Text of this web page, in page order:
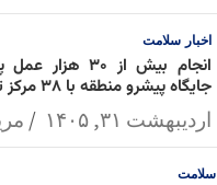
اخبار سلامت
انجام بیش از ۳۰
جایگاه پیشرو منطقه با ۳۸ مرکز تخصصی
اردیبهشت ۳۱, ۱۴۰۵
سلامت